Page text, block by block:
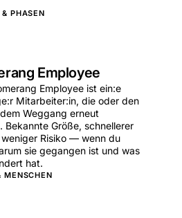
& PHASEN
Employee
Employee ist ein:e
Mitarbeiter:in, die oder den
Weggang erneut
Bekannte Größe, schnellerer
weniger Risiko — wenn du
sie gegangen ist und was
hat.
MENSCHEN